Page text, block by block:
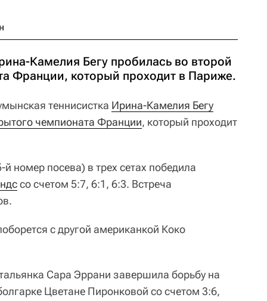
Камелия Бегу пробилась во второй
Франции, который проходит в Париже.
теннисистка Ирина-Камелия Бегу
чемпионата Франции, который проходит
й номер посева) в трех сетах победила
со счетом 5:7, 6:1, 6:3. Встреча
с другой американкой Коко
Сара Эррани завершила борьбу на
Цветане Пиронковой со счетом 3:6,